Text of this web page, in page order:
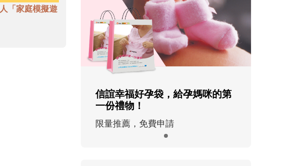
「家庭模擬遊
信誼幸福好孕袋，給孕媽咪的第
一份禮物！
限量推薦，免費申請